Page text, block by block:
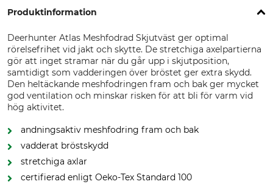
Produktinformation
Deerhunter Atlas Meshfodrad Skjutväst ger optimal
rörelsefrihet vid jakt och skytte. De stretchiga axelpartierna
gör att inget stramar när du går upp i skjutposition,
samtidigt som vadderingen över bröstet ger extra skydd.
Den heltäckande meshfodringen fram och bak ger mycket
god ventilation och minskar risken för att bli för varm vid
hög aktivitet.
andningsaktiv meshfodring fram och bak
vadderat bröstskydd
stretchiga axlar
certifierad enligt Oeko-Tex Standard 100